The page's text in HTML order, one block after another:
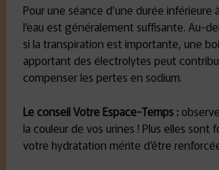
Pour une séance d’une durée inférieure
l’eau est généralement suffisante. Au-
si la transpiration est importante, une
apportant des électrolytes peut
compenser les pertes en sodium.
Le conseil Votre Espace-Temps :
la couleur de vos urines ! Plus elles sont
votre hydratation mérite d’être